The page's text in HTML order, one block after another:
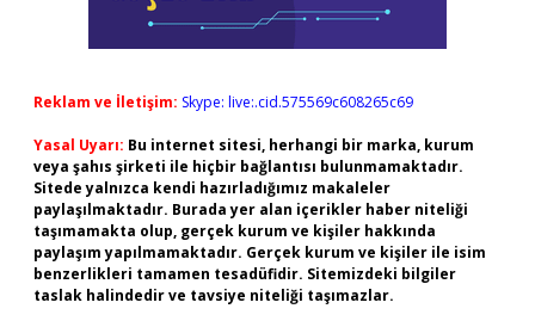
Reklam ve İletişim: Skype: live:.cid.575569c608265c69
Yasal Uyarı: Bu internet sitesi, herhangi bir marka, kurum
veya şahıs şirketi ile hiçbir bağlantısı bulunmamaktadır.
Sitede yalnızca kendi hazırladığımız makaleler
paylaşılmaktadır. Burada yer alan içerikler haber niteliği
taşımamakta olup, gerçek kurum ve kişiler hakkında
paylaşım yapılmamaktadır. Gerçek kurum ve kişiler ile isim
benzerlikleri tamamen tesadüfidir. Sitemizdeki bilgiler
taslak halindedir ve tavsiye niteliği taşımazlar.